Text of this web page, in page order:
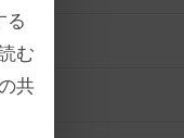
る
む
共